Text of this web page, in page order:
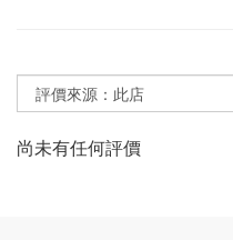
尚未有任何評價